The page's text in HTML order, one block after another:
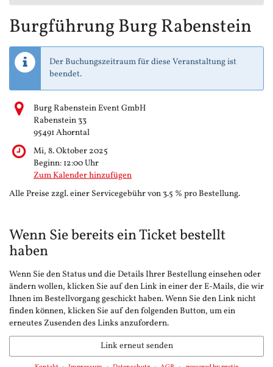
Burgführung Burg Rabenstein
Der Buchungszeitraum für diese Veranstaltung ist
beendet.
Burg Rabenstein Event GmbH
Rabenstein 33
95491 Ahorntal
Mi, 8. Oktober 2025
Beginn: 12:00Uhr
Zum Kalender hinzufügen
Alle Preise zzgl. einer Servicegebühr von 3.5 % pro Bestellung.
Wenn Sie bereits ein Ticket bestellt
haben
Wenn Sie den Status und die Details Ihrer Bestellung einsehen oder
ändern wollen, klicken Sie auf den Link in einer der E-Mails, die wir
Ihnen im Bestellvorgang geschickt haben. Wenn Sie den Link nicht
finden können, klicken Sie auf den folgenden Button, um ein
erneutes Zusenden des Links anzufordern.
Link erneut senden